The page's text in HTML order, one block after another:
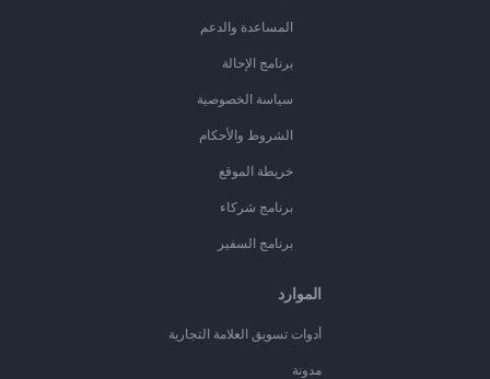
المساعدة والدعم
برنامج الإحالة
سياسة الخصوصية
الشروط والأحكام
خريطة الموقع
برنامج شركاء
برنامج السفير
الموارد
أدوات تسويق العلامة التجارية
مدونة